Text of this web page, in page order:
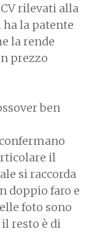
rilevati alla
la patente
la rende
prezzo
ben
il
si raccorda
doppio faro e
foto sono
resto è di